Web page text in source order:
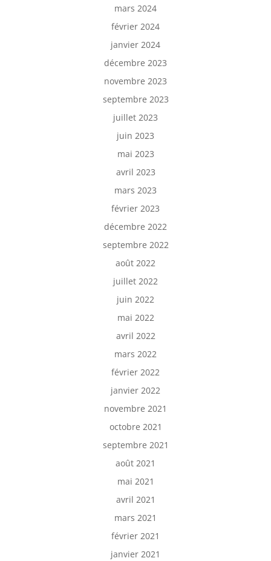
mars 2024
février 2024
janvier 2024
décembre 2023
novembre 2023
septembre 2023
juillet 2023
juin 2023
mai 2023
avril 2023
mars 2023
février 2023
décembre 2022
septembre 2022
août 2022
juillet 2022
juin 2022
mai 2022
avril 2022
mars 2022
février 2022
janvier 2022
novembre 2021
octobre 2021
septembre 2021
août 2021
mai 2021
avril 2021
mars 2021
février 2021
janvier 2021